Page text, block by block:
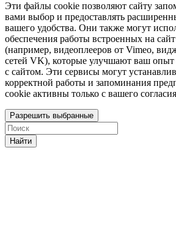
Эти файлы cookie позволяют сайту
вами выбор и предоставлять
вашего удобства. Они также могут
обеспечения работы встроенных на
(например, видеоплееров от Vimeo,
сетей VK), которые улучшают ваш опыт
с сайтом. Эти сервисы могут
корректной работы и запоминания
cookie активны только с вашего
Разрешить выбранные
Найти